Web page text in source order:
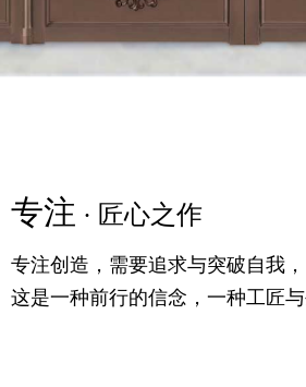
专注 · 匠心之作
专注创造，需要追求与突破自我，
这是一种前行的信念，一种工匠与
精粹 · 高定之美
满足你对时尚的追求，更提供一个
随意的生活理念，诗语大气，气
专注 · 匠心之作
专注创造，需要追求与突破自我，
这是一种前行的信念，一种工匠与